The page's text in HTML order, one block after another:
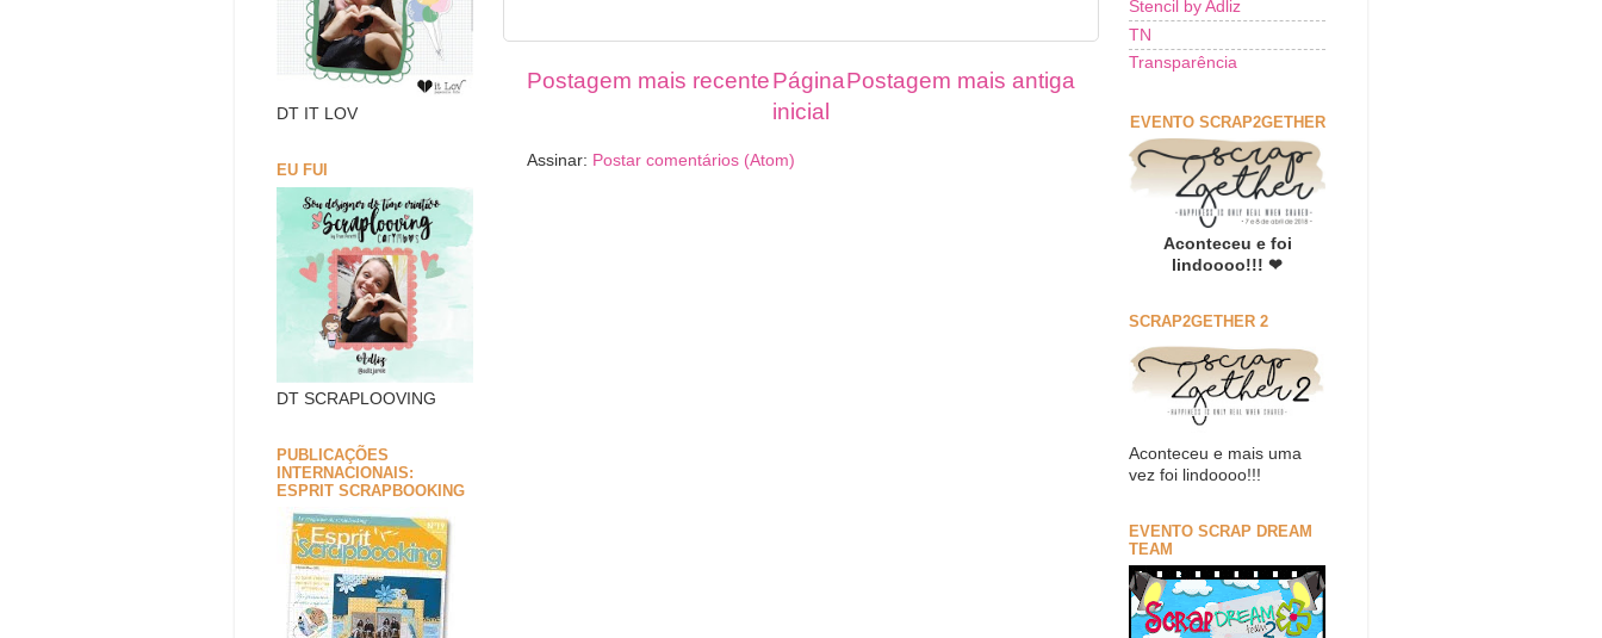
Postagem mais recente Postagem mais antiga
Página
inicial
Assinar: Postar comentários (Atom)
DT IT LOV
EU FUI
DT SCRAPLOOVING
PUBLICAÇÕES
INTERNACIONAIS:
ESPRIT SCRAPBOOKING
Stencil by Adliz
TN
Transparência
EVENTO SCRAP2GETHER
Aconteceu e foi
lindoooo!!! ❤
SCRAP2GETHER 2
Aconteceu e mais uma
vez foi lindoooo!!!
EVENTO SCRAP DREAM
TEAM